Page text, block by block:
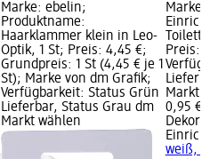
Marke: ebelin;
Produktname:
Haarklammer klein in Leo-
Optik, 1 St; Preis: 4,45 €;
Grundpreis: 1 St (4,45 € je 1
St); Marke von dm Grafik;
Verfügbarkeit: Status Grün
Lieferbar, Status Grau dm
Markt wählen
Marke:
Preis:
Markt
0,95 €
weiß, 1